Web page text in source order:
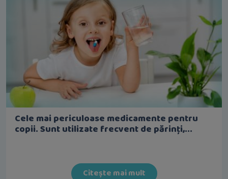
Cele mai periculoase medicamente pentru
copii. Sunt utilizate frecvent de părinți,...
Citește mai mult